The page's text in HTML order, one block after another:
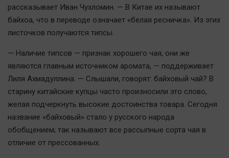
Гороскоп
Дети
ЖКХ
Интервью
Качество жизни
Конкурс
Народная журналистика
Обсуждаем
рассказывает Иван Чухломин. — В Китае их называют
байхоа, что в переводе означает «белая ресничка». Из этих
листочков получаются типсы.
— Наличие типсов — признак хорошего чая, они же
являются главным источником аромата, — поддерживает
Лиля Ахмадуллина. — Слышали, говорят: байховый чай? В
старину китайские купцы часто произносили это слово,
желая подчеркнуть высокие достоинства товара. Сегодня
название «байховый» стало у русского народа
обобщением; так называют все рассыпные сорта чая в
отличие от прессованных.